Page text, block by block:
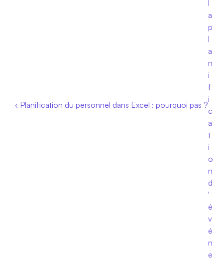
‹ Planification du personnel dans Excel : pourquoi pas ?
l
a
p
l
a
n
i
f
i
c
a
t
i
o
n
d
'
é
v
é
n
e